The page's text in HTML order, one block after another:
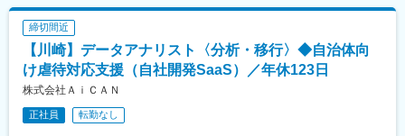
展開を通じて集めたビッグデータを基に、更なる新規事業展開も
見据えるなど、日本ひいては世界が持つ社会課題に対するソリュ
ーションを構築し、解決へ導く貢献を続けています。
強みとして、高齢化率の非常に高い日本でより多くの情報を集め
られる当社だからこそ、今後はさらに幅広い課題解決に寄与でき
る可能性がある点が魅力です。
・事業所運営全般に関わる以下業務を担当
・売上を意識した施策遂行
・新規利用者の募集や就職に関する施策検討と実行
・提供サービスの改善や業務改善の検討と実行
事業所によりますが下記のような構成が多いです。
締切間近
【川崎】データアナリスト〈分析・移行〉◆自治体向
け虐待対応支援（自社開発SaaS）／年休123日
株式会社ＡｉＣＡＮ
正社員 転勤なし